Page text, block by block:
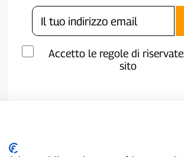
Accetto le regole di
sito